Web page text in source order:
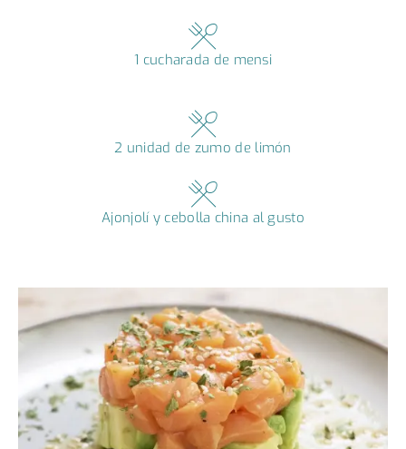
1 cucharada de mensi
2 unidad de zumo de limón
Ajonjolí y cebolla china al gusto